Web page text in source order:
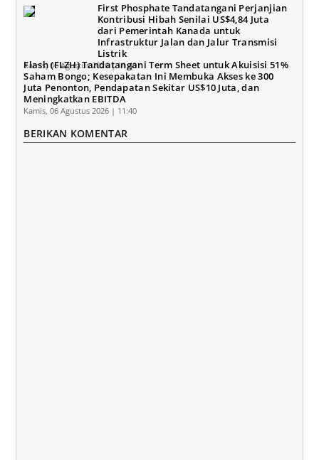
First Phosphate Tandatangani Perjanjian
Kontribusi Hibah Senilai US$4,84 Juta
dari Pemerintah Kanada untuk
Infrastruktur Jalan dan Jalur Transmisi
Listrik
Kamis, 06 Agustus 2026 | 11:40
Flash (FLZH) Tandatangani Term Sheet untuk Akuisisi 51%
Saham Bongo; Kesepakatan Ini Membuka Akses ke 300
Juta Penonton, Pendapatan Sekitar US$10 Juta, dan
Meningkatkan EBITDA
Kamis, 06 Agustus 2026 | 11:40
BERIKAN KOMENTAR